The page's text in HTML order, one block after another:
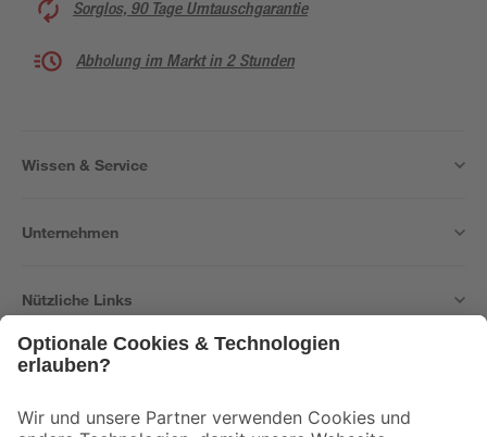
Sorglos, 90 Tage Umtauschgarantie
Abholung im Markt in 2 Stunden
Wissen & Service
Unternehmen
Nützliche Links
Der toom Newsletter: Keine Angebote und Aktionen mehr verpassen!